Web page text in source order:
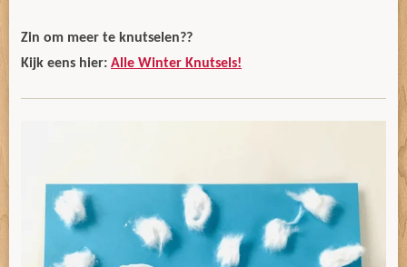
Zin om meer te knutselen??
Kijk eens hier: Alle Winter Knutsels!